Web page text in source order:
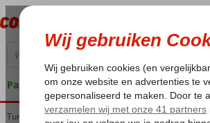
Pakketgarantie
Home
Turkije Egeische kust Marmaris Marmaris-